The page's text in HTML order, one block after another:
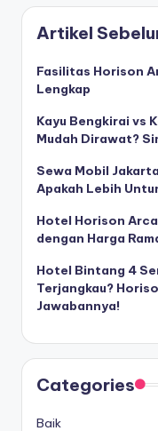
Artikel
Fasilitas Horison
Lengkap
Kayu Bengkirai vs
Mudah Dirawat?
Sewa Mobil
Apakah Lebih
Hotel Horison
dengan Harga
Hotel Bintang 4
Terjangkau?
Jawabannya!
Categories
Baik